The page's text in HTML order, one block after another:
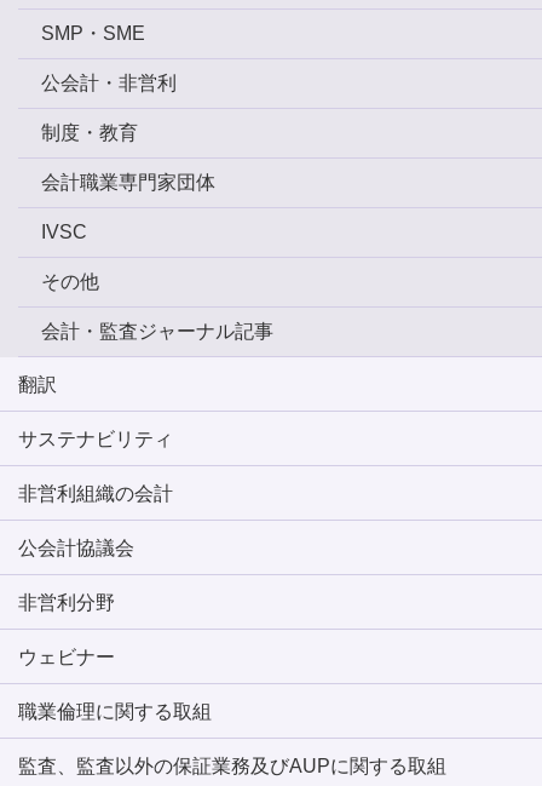
SMP・SME
公会計・非営利
制度・教育
会計職業専門家団体
IVSC
その他
会計・監査ジャーナル記事
翻訳
サステナビリティ
非営利組織の会計
公会計協議会
非営利分野
ウェビナー
職業倫理に関する取組
監査、監査以外の保証業務及びAUPに関する取組